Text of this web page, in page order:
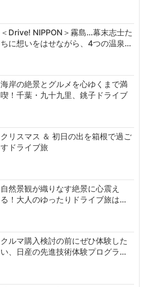
＜Drive! NIPPON＞霧島…幕末志士た
ちに想いをはせながら、4つの温泉…
海岸の絶景とグルメを心ゆくまで満
喫！千葉・九十九里、銚子ドライブ
クリスマス ＆ 初日の出を箱根で過ご
すドライブ旅
自然景観が織りなす絶景に心震え
る！大人のゆったりドライブ旅は…
クルマ購入検討の前にぜひ体験した
い、日産の先進技術体験プログラ…